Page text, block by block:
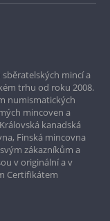
mincí a
trhu od roku 2008.
numismatických
mincoven a
kanadská
Finská mincovna
zákazníkům a
v originální a v
Certifikátem